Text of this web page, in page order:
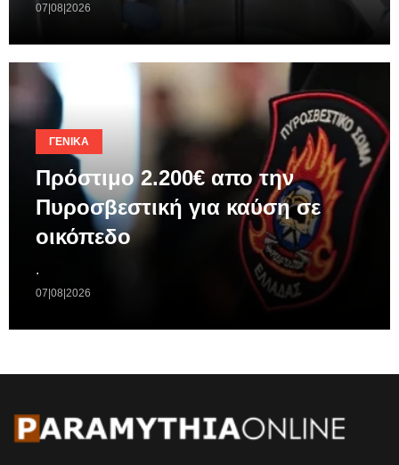
07|08|2026
ΓΕΝΙΚΆ
Πρόστιμο 2.200€ απο την
Πυροσβεστική για καύση σε
οικόπεδο
.
07|08|2026